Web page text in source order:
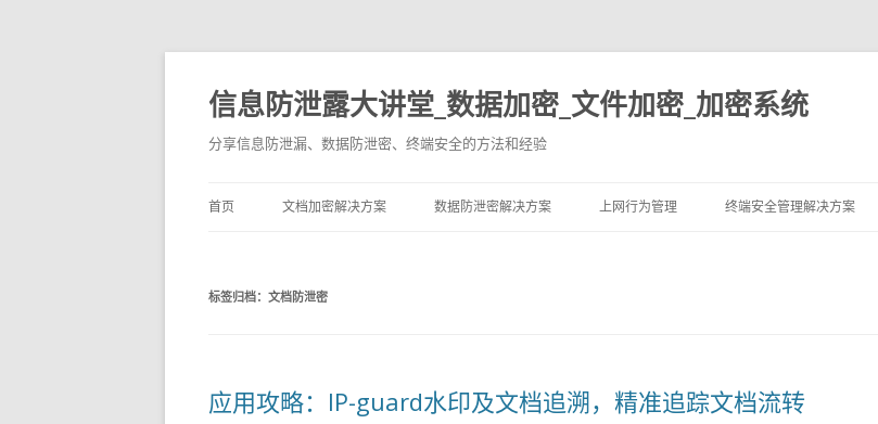
信息防泄露大讲堂_数据加密_文件加密_加密系统
分享信息防泄漏、数据防泄密、终端安全的方法和经验
首页 文档加密解决方案 数据防泄密解决方案 上网行为管理 终端安全管理解决方案
标签归档： 文档防泄密
应用攻略：IP-guard水印及文档追溯，精准追踪文档流转